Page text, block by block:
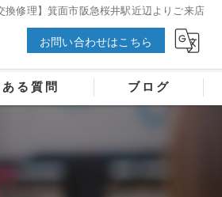
換修理】箕面市阪急桜井駅近辺よりご来店
お問い合わせはこちら
る質問 ブログ